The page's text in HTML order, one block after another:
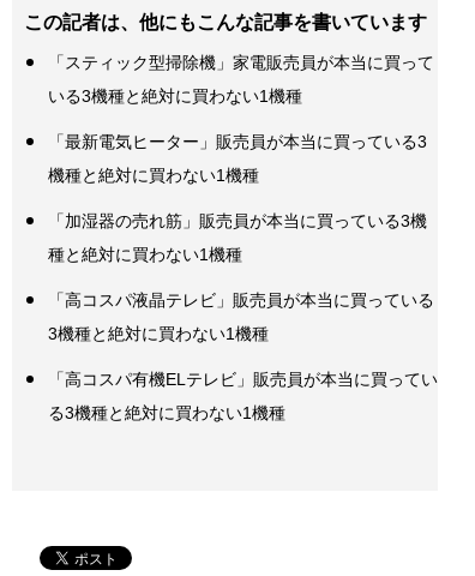
この記者は、他にもこんな記事を書いています
「スティック型掃除機」家電販売員が本当に買って
いる3機種と絶対に買わない1機種
「最新電気ヒーター」販売員が本当に買っている3
機種と絶対に買わない1機種
「加湿器の売れ筋」販売員が本当に買っている3機
種と絶対に買わない1機種
「高コスパ液晶テレビ」販売員が本当に買っている
3機種と絶対に買わない1機種
「高コスパ有機ELテレビ」販売員が本当に買ってい
る3機種と絶対に買わない1機種